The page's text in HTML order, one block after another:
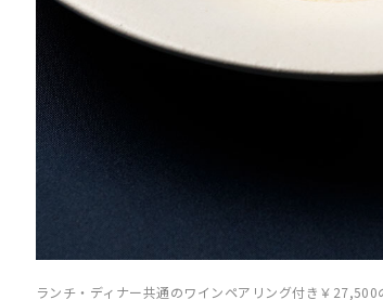
ランチ・ディナー共通のワインペアリング付き￥